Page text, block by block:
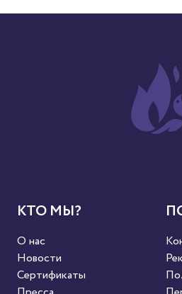
КТО МЫ?
О нас
Новости
Сертификаты